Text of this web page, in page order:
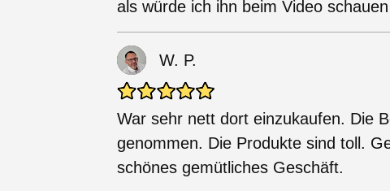
als würde ich ihn beim Video
W. P.
War sehr nett dort einzukaufen. Die
genommen. Die Produkte sind toll.
schönes gemütliches Geschäft.